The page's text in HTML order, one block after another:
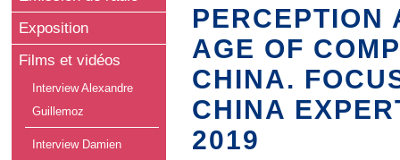
Exposition
Films et vidéos
Interview Alexandre
Guillemoz
Interview Damien
PERCEPTION
AGE OF
CHINA.
CHINA
2019